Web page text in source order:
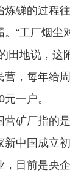
炼锑的过程
“工厂烟尘
田地说，这
，每年给
一户。
矿厂指的是
中国成立
目前是央